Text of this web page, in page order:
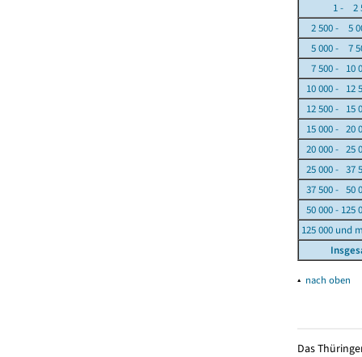
1 - 2
2 500 - 5
5 000 - 7
7 500 - 10
10 000 - 12
12 500 - 15
15 000 - 20
20 000 - 25
25 000 - 37
37 500 - 50
50 000 - 125
125 000 und
▴ nach oben
Das